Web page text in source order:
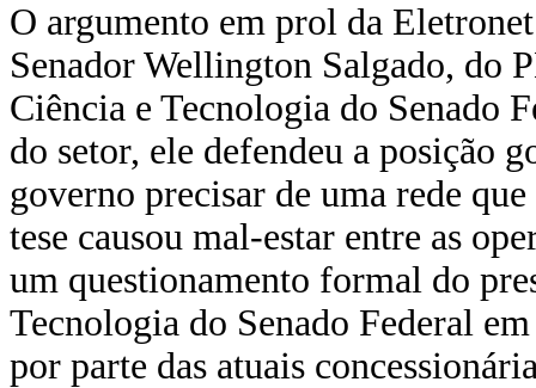
O argumento em prol da
Senador Wellington Salgado, do
Ciência e Tecnologia do Senado
do setor, ele defendeu a posição
governo precisar de uma rede
tese causou mal-estar entre as
um questionamento formal do
Tecnologia do Senado Federal
por parte das atuais